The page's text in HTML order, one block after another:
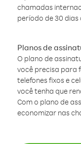
chamadas
período de 30 dias
Planos de
O plano de
você precisa para
telefones fixos e
você tenha que
Com o plano de
economizar nas